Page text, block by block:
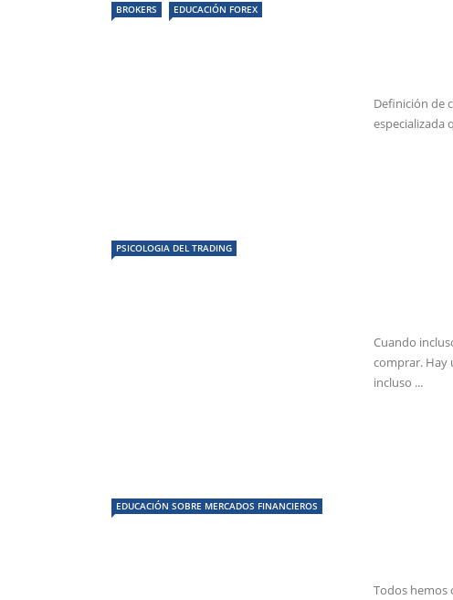
BROKERS EDUCACIÓN FOREX
Definición de
especializada
PSICOLOGIA DEL TRADING
Cuando
comprar. Hay
incluso ...
EDUCACIÓN SOBRE MERCADOS FINANCIEROS
Todos hemos